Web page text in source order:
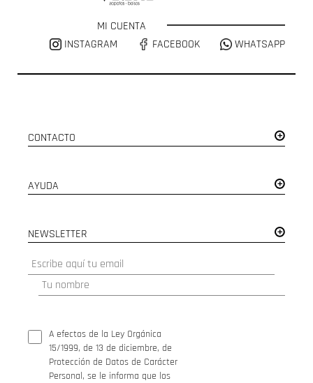
MI CUENTA
INSTAGRAM
FACEBOOK WHATSAPP
CONTACTO
AYUDA
NEWSLETTER
A efectos de la Ley Orgánica
15/1999, de 13 de diciembre, de
Protección de Datos de Carácter
Personal, se le informa que los